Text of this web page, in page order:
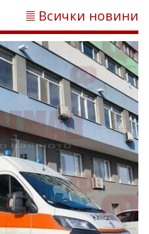
Всички новини